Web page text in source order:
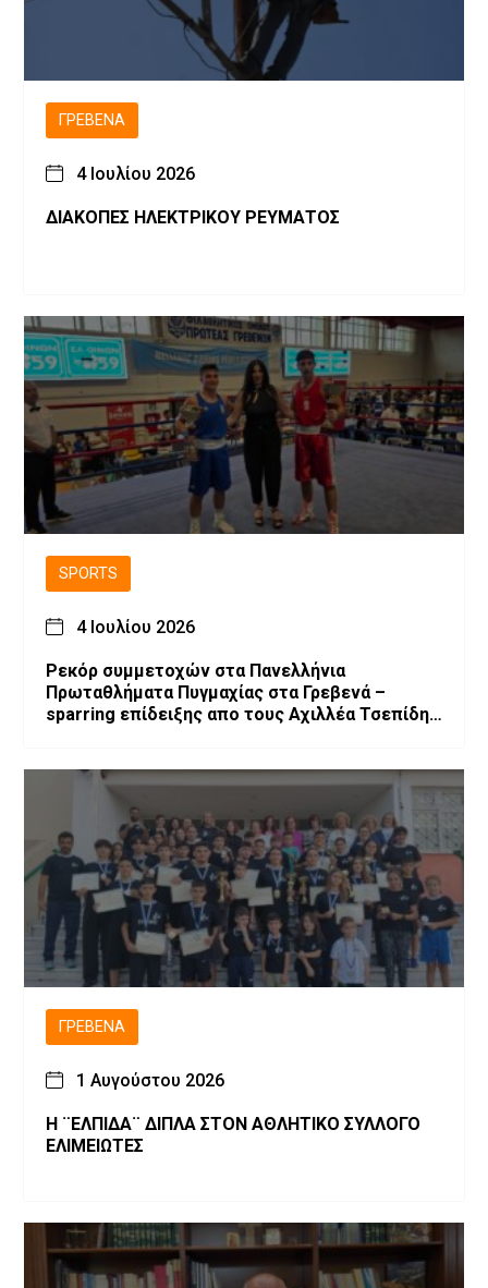
ΓΡΕΒΕΝΆ
4 Ιουλίου 2026
ΔΙΑΚΟΠΕΣ ΗΛΕΚΤΡΙΚΟΥ ΡΕΥΜΑΤΟΣ
SPORTS
4 Ιουλίου 2026
Ρεκόρ συμμετοχών στα Πανελλήνια
Πρωταθλήματα Πυγμαχίας στα Γρεβενά –
sparring επίδειξης απο τους Αχιλλέα Τσεπίδη
ΓΡΕΒΕΝΆ
1 Αυγούστου 2026
Η ¨ΕΛΠΙΔΑ¨ ΔΙΠΛΑ ΣΤΟΝ ΑΘΛΗΤΙΚΟ ΣΥΛΛΟΓΟ
ΕΛΙΜΕΙΩΤΕΣ